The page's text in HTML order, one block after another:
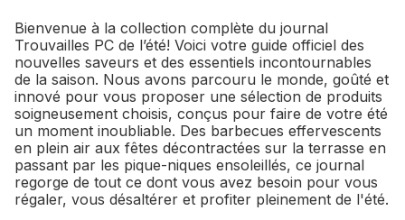
Bienvenue à la collection complète du journal
Trouvailles PC de l’été! Voici votre guide officiel des
nouvelles saveurs et des essentiels incontournables
de la saison. Nous avons parcouru le monde, goûté et
innové pour vous proposer une sélection de produits
soigneusement choisis, conçus pour faire de votre été
un moment inoubliable. Des barbecues effervescents
en plein air aux fêtes décontractées sur la terrasse en
passant par les pique-niques ensoleillés, ce journal
regorge de tout ce dont vous avez besoin pour vous
régaler, vous désaltérer et profiter pleinement de l'été.